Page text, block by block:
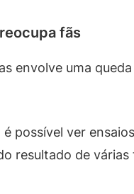
fãs
envolve uma
possível ver
resultado de